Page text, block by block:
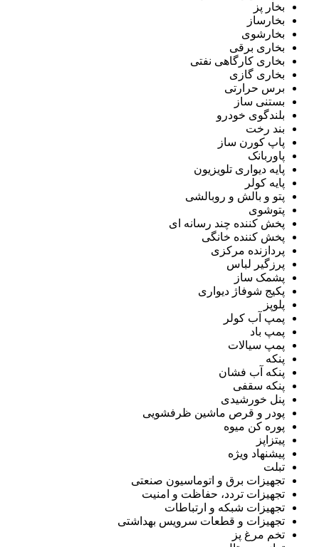
بخار پز
بخارساز
بخارشوی
بخاری برقی
بخاری کارگاهی نفتی
بخاری گازی
برس حرارتی
بستنی ساز
بلندگوی خودرو
بند رخت
پاپ کورن ساز
پاوربانک
پایه دیواری تلویزیون
پایه کولر
پتو و بالش و روبالشی
پتوشوی
پخش کننده چند رسانه ای
پخش کننده خانگی
پردازنده مرکزی
پرزگیر لباس
پشمک ساز
پکیج شوفاژ دیواری
پلوپز
پمپ آب کولر
پمپ باد
پمپ سیالات
پنکه
پنکه آب فشان
پنکه سقفی
پنل خورشیدی
پودر و قرص ماشین ظرفشویی
پوره کن میوه
پیتزاپز
پیشنهاد ویژه
تبلت
تجهیزات برق و اتوماسیون صنعتی
تجهیزات تردد، حفاظت و امنیت
تجهیزات شبکه و ارتباطات
تجهیزات و قطعات سرویس بهداشتی
تخم مرغ پز